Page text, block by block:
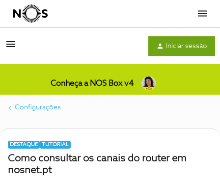
Menu
Iniciar sessão
Conheça a NOS Box v4
Configurações
DESTAQUE TUTORIAL
Como consultar os canais do router em
nosnet.pt